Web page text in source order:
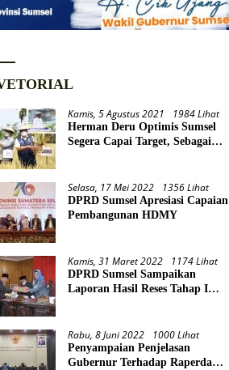
Kamis, 5 Agustus 2021 1984 Lihat
Herman Deru Optimis Sumsel
Segera Capai Target, Sebagai
Selasa, 17 Mei 2022 1356 Lihat
DPRD Sumsel Apresiasi Capaian
Pembangunan HDMY
Kamis, 31 Maret 2022 1174 Lihat
DPRD Sumsel Sampaikan
Laporan Hasil Reses Tahap I
Rabu, 8 Juni 2022 1000 Lihat
Penyampaian Penjelasan
Gubernur Terhadap Raperda